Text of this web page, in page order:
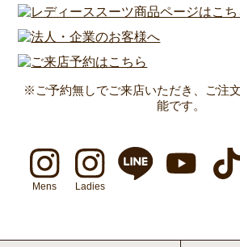
※ご予約無しでご来店いただき、ご注
能です。
Mens Ladies